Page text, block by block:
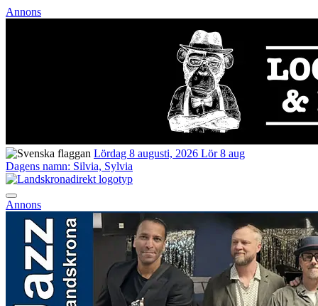
Annons
Lördag 8 augusti, 2026 Lör 8 aug
Dagens namn: Silvia, Sylvia
Annons